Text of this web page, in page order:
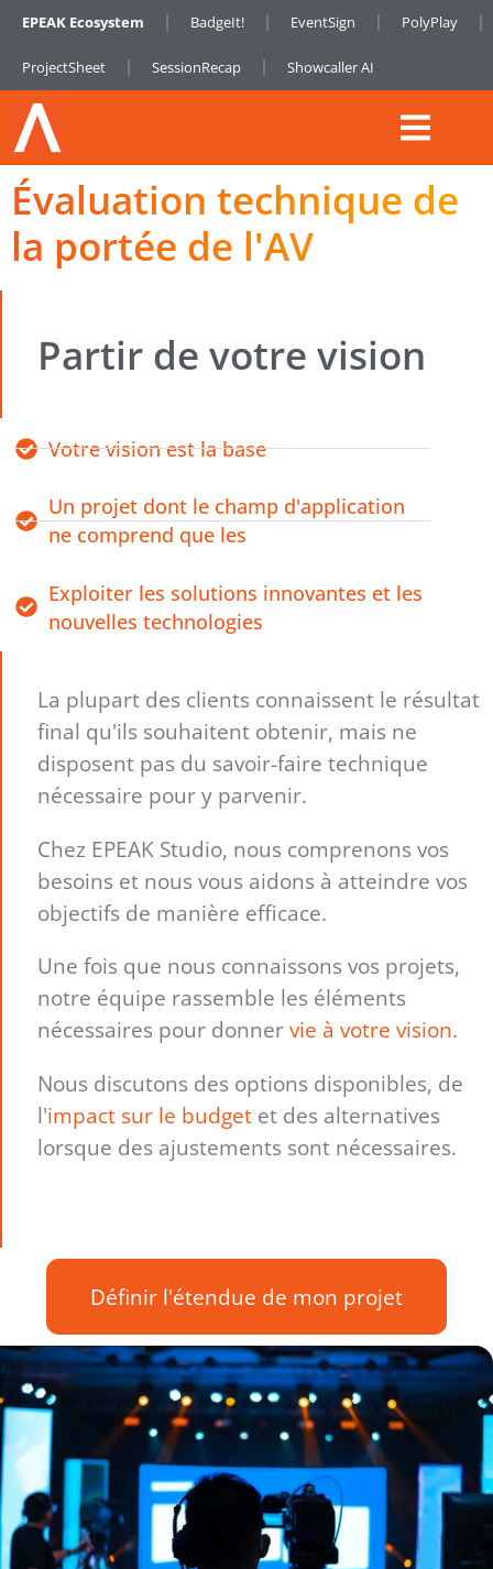
EPEAK Ecosystem BadgeIt! EventSign PolyPlay
ProjectSheet SessionRecap Showcaller AI
Évaluation technique de
la portée de l'AV
Partir de votre vision
La plupart des clients connaissent le résultat
final qu'ils souhaitent obtenir, mais ne
disposent pas du savoir-faire technique
nécessaire pour y parvenir.
Chez EPEAK Studio, nous comprenons vos
besoins et nous vous aidons à atteindre vos
objectifs de manière efficace.
Une fois que nous connaissons vos projets,
notre équipe rassemble les éléments
nécessaires pour donnervie à votre vision.
Nous discutons des options disponibles, de
l'impact sur le budget et des alternatives
lorsque des ajustements sont nécessaires.
Votre vision est la base
Un projet dont le champ d'application
ne comprend que les
Exploiter les solutions innovantes et les
nouvelles technologies
Définir l'étendue de mon projet